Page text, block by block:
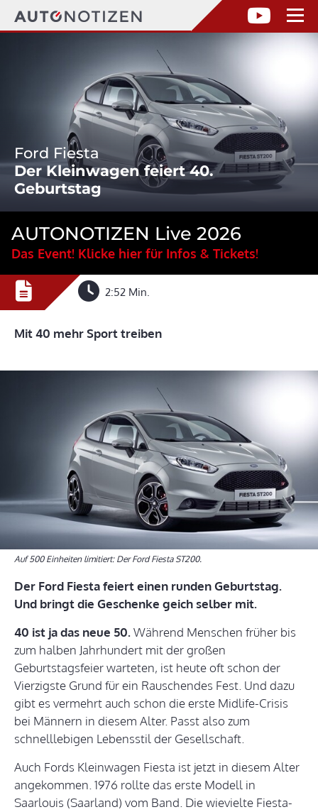
Ford Fiesta
Der Kleinwagen feiert 40.
Geburtstag
AUTONOTIZEN Live 2026
Das Event! Klicke hier für Infos & Tickets!
2:52 Min.
Mit 40 mehr Sport treiben
Auf 500 Einheiten limitiert: Der Ford Fiesta ST200.
Der Ford Fiesta feiert einen runden Geburtstag.
Und bringt die Geschenke geich selber mit.
40 ist ja das neue 50.Während Menschen früher bis
zum halben Jahrhundert mit der großen
Geburtstagsfeier warteten, ist heute oft schon der
Vierzigste Grund für ein Rauschendes Fest. Und dazu
gibt es vermehrt auch schon die erste Midlife-Crisis
bei Männern in diesem Alter. Passt also zum
schnelllebigen Lebensstil der Gesellschaft.
Auch Fords Kleinwagen Fiesta ist jetzt in diesem Alter
angekommen. 1976 rollte das erste Modell in
Saarlouis (Saarland) vom Band. Die wievielte Fiesta-